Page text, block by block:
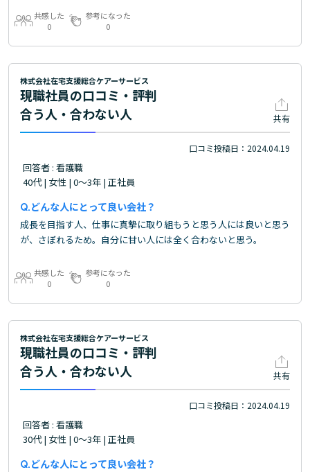
共感した
0
参考になった
0
株式会社在宅支援総合ケアーサービス
現職社員の口コミ・評判
合う人・合わない人
共有
口コミ投稿日：2024.04.19
回答者 : 看護職
40代 | 女性 | 0～3年 | 正社員
どんな人にとって良い会社？
成長を目指す人、仕事に真摯に取り組もうと思う人には良いと思う
が、さぼれるため。自分に甘い人には全く合わないと思う。
共感した
0
参考になった
0
株式会社在宅支援総合ケアーサービス
現職社員の口コミ・評判
合う人・合わない人
共有
口コミ投稿日：2024.04.19
回答者 : 看護職
30代 | 女性 | 0～3年 | 正社員
どんな人にとって良い会社？